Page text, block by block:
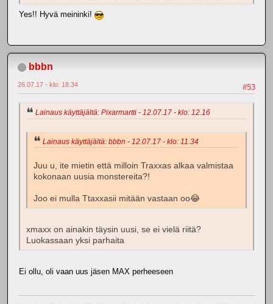
Yes!! Hyvä meininki!
bbbn
#53
26.07.17 - klo: 18.34
Lainaus käyttäjältä: Pixarmartti - 12.07.17 - klo: 12.16
Lainaus käyttäjältä: bbbn - 12.07.17 - klo: 11.34
Juu u, ite mietin että milloin Traxxas alkaa valmistaa
kokonaan uusia monstereita?!
Joo ei mulla Ttaxxasii mitään vastaan oo😂
xmaxx on ainakin täysin uusi, se ei vielä riitä?
Luokassaan yksi parhaita
Ei ollu, oli vaan uus jäsen MAX perheeseen